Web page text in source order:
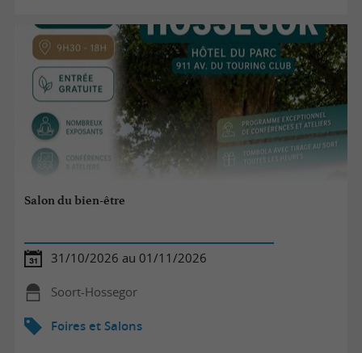
Salon du bien-être
31/10/2026 au 01/11/2026
Soort-Hossegor
Foires et Salons